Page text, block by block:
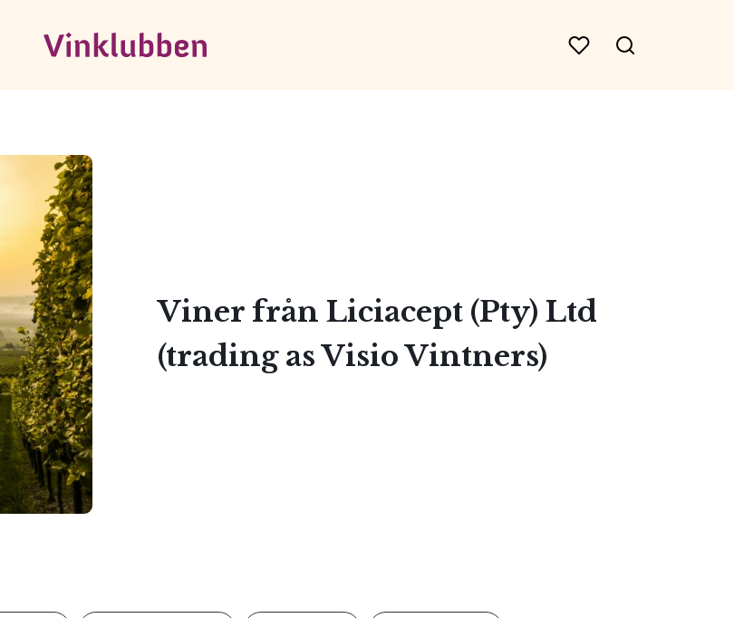
Viner från Liciacept (Pty) Ltd
(trading as Visio Vintners)